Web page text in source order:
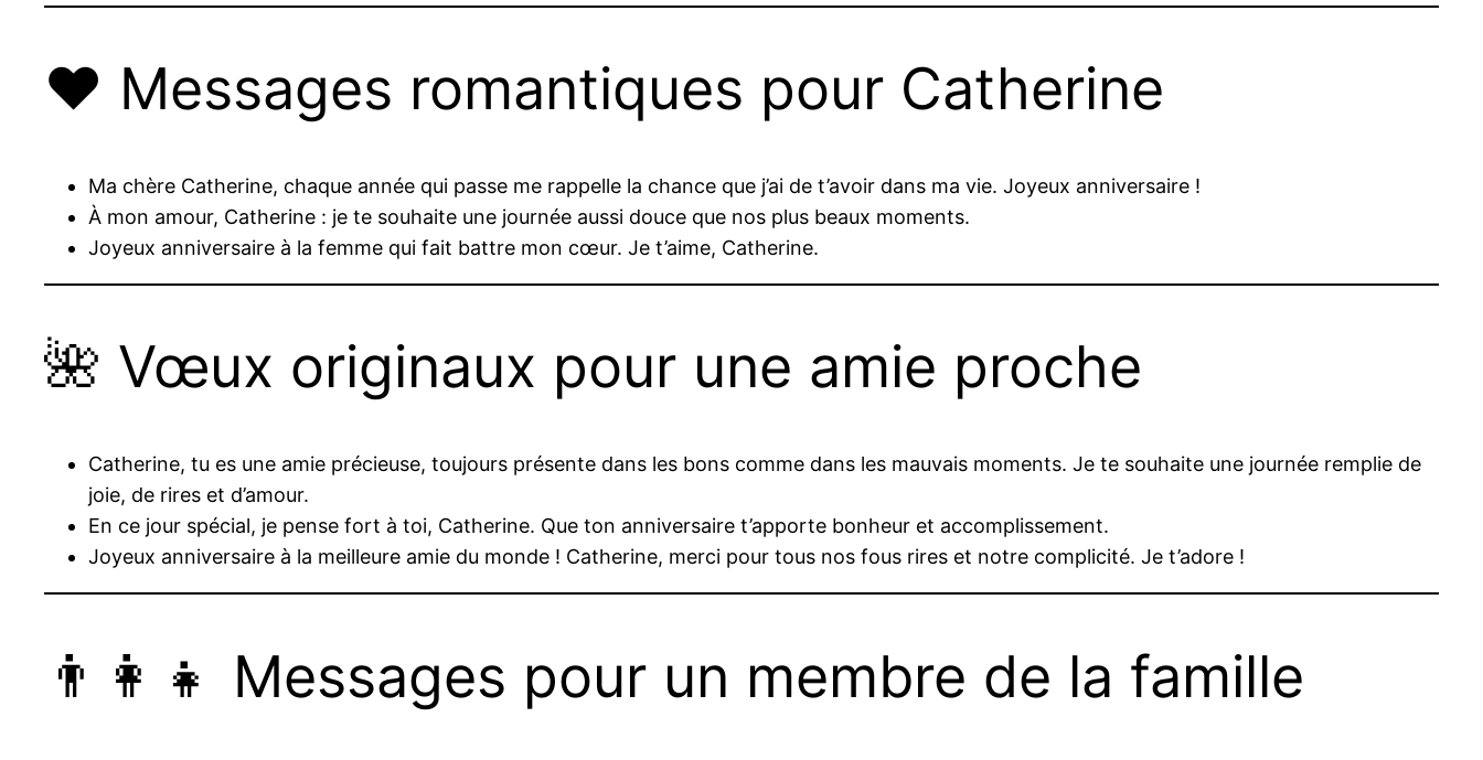
❤️ Messages romantiques pour Catherine
Ma chère Catherine, chaque année qui passe me rappelle la chance que j’ai de t’avoir dans ma vie. Joyeux anniversaire !
À mon amour, Catherine : je te souhaite une journée aussi douce que nos plus beaux moments.
Joyeux anniversaire à la femme qui fait battre mon cœur. Je t’aime, Catherine.
🌺 Vœux originaux pour une amie proche
Catherine, tu es une amie précieuse, toujours présente dans les bons comme dans les mauvais moments. Je te souhaite une journée remplie de
joie, de rires et d’amour.
En ce jour spécial, je pense fort à toi, Catherine. Que ton anniversaire t’apporte bonheur et accomplissement.
Joyeux anniversaire à la meilleure amie du monde ! Catherine, merci pour tous nos fous rires et notre complicité. Je t’adore !
👨‍👩‍👧 Messages pour un membre de la famille